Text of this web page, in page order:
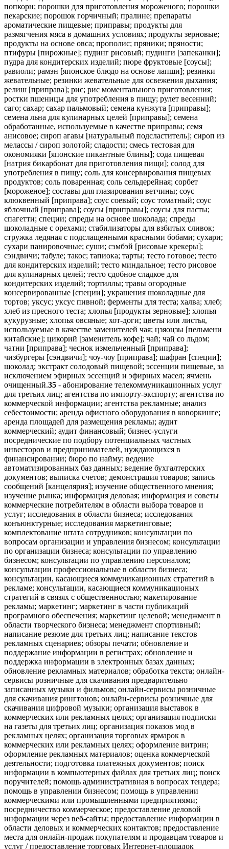
попкорн; порошки для приготовления мороженого; порошки
пекарские; порошок горчичный; пралине; препараты
ароматические пищевые; приправы; продукты для
размягчения мяса в домашних условиях; продукты зерновые;
продукты на основе овса; прополис; пряники; пряности;
птифуры [пирожные]; пудинг рисовый; пудинги [запеканки];
пудра для кондитерских изделий; пюре фруктовые [соусы];
равиоли; рамэн [японское блюдо на основе лапши]; резинки
жевательные; резинки жевательные для освежения дыхания;
релиш [приправа]; рис; рис моментального приготовления;
ростки пшеницы для употребления в пищу; рулет весенний;
саго; сахар; сахар пальмовый; семена кунжута [приправы];
семена льна для кулинарных целей [приправы]; семена
обработанные, используемые в качестве приправы; семя
анисовое; сироп агавы [натуральный подсластитель]; сироп из
мелассы / сироп золотой; сладости; смесь тестовая для
окономияки [японские пикантные блины]; сода пищевая
[натрия бикарбонат для приготовления пищи]; солод для
употребления в пищу; соль для консервирования пищевых
продуктов; соль поваренная; соль сельдерейная; сорбет
[мороженое]; составы для глазирования ветчины; соус
клюквенный [приправа]; соус соевый; соус томатный; соус
яблочный [приправа]; соусы [приправы]; соусы для пасты;
спагетти; специи; спреды на основе шоколада; спреды
шоколадные с орехами; стабилизаторы для взбитых сливок;
стружка ледяная с подслащенными красными бобами; сухари;
сухари панировочные; суши; сэмбэй [рисовые крекеры];
сэндвичи; табуле; такос; тапиока; тарты; тесто готовое; тесто
для кондитерских изделий; тесто миндальное; тесто рисовое
для кулинарных целей; тесто сдобное сладкое для
кондитерских изделий; тортиллы; травы огородные
консервированные [специи]; украшения шоколадные для
тортов; уксус; уксус пивной; ферменты для теста; халва; хлеб;
хлеб из пресного теста; хлопья [продукты зерновые]; хлопья
кукурузные; хлопья овсяные; хот-доги; цветы или листья,
используемые в качестве заменителей чая; цзяоцзы [пельмени
китайские]; цикорий [заменитель кофе]; чай; чай со льдом;
чатни [приправа]; чеснок измельченный [приправа];
чизбургеры [сэндвичи]; чоу-чоу [приправа]; шафран [специи];
шоколад; экстракт солодовый пищевой; эссенции пищевые, за
исключением эфирных эссенций и эфирных масел; ячмень
очищенный.35 - абонирование телекоммуникационных услуг
для третьих лиц; агентства по импорту-экспорту; агентства по
коммерческой информации; агентства рекламные; анализ
себестоимости; аренда офисного оборудования в коворкинге;
аренда площадей для размещения рекламы; аудит
коммерческий; аудит финансовый; бизнес-услуги
посреднические по подбору потенциальных частных
инвесторов и предпринимателей, нуждающихся в
финансировании; бюро по найму; ведение
автоматизированных баз данных; ведение бухгалтерских
документов; выписка счетов; демонстрация товаров; запись
сообщений [канцелярия]; изучение общественного мнения;
изучение рынка; информация деловая; информация и советы
коммерческие потребителям в области выбора товаров и
услуг; исследования в области бизнеса; исследования
конъюнктурные; исследования маркетинговые;
комплектование штата сотрудников; консультации по
вопросам организации и управления бизнесом; консультации
по организации бизнеса; консультации по управлению
бизнесом; консультации по управлению персоналом;
консультации профессиональные в области бизнеса;
консультации, касающиеся коммуникационных стратегий в
рекламе; консультации, касающиеся коммуникационых
стратегий в связях с общественностью; макетирование
рекламы; маркетинг; маркетинг в части публикаций
програмного обеспечения; маркетинг целевой; менеджмент в
области творческого бизнеса; менеджмент спортивный;
написание резюме для третьих лиц; написание текстов
рекламных сценариев; обзоры печати; обновление и
поддержание информации в регистрах; обновление и
поддержка информации в электронных базах данных;
обновление рекламных материалов; обработка текста; онлайн-
сервисы розничные для скачивания предварительно
записанных музыки и фильмов; онлайн-сервисы розничные
для скачивания рингтонов; онлайн-сервисы розничные для
скачивания цифровой музыки; организация выставок в
коммерческих или рекламных целях; организация подписки
на газеты для третьих лиц; организация показов мод в
рекламных целях; организация торговых ярмарок в
коммерческих или рекламных целях; оформление витрин;
оформление рекламных материалов; оценка коммерческой
деятельности; подготовка платежных документов; поиск
информации в компьютерных файлах для третьих лиц; поиск
поручителей; помощь административная в вопросах тендера;
помощь в управлении бизнесом; помощь в управлении
коммерческими или промышленными предприятиями;
посредничество коммерческое; предоставление деловой
информации через веб-сайты; предоставление информации в
области деловых и коммерческих контактов; предоставление
места для онлайн-продаж покупателям и продавцам товаров и
услуг / предоставление торговых Интернет-площадок